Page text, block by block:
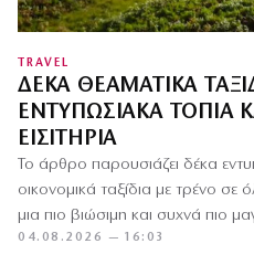
TRAVEL
ΔΈΚΑ ΘΕΑΜΑΤΙΚΆ
ΕΝΤΥΠΩΣΙΑΚΆ ΤΟΠΊΑ
ΕΙΣΙΤΉΡΙΑ
Το άρθρο παρουσιάζει δέκα
οικονομικά ταξίδια με τρένο σε
μια πιο βιώσιμη και συχνά πιο
04.08.2026 — 16:03